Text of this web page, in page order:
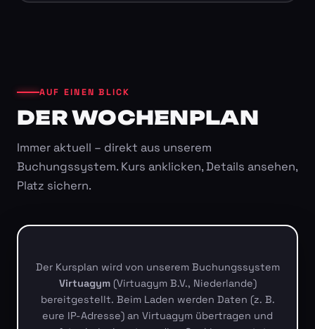
AUF EINEN BLICK
DER WOCHENPLAN
Immer aktuell – direkt aus unserem
Buchungssystem. Kurs anklicken, Details ansehen,
Platz sichern.
Der Kursplan wird von unserem Buchungssystem
Virtuagym(Virtuagym B.V., Niederlande)
bereitgestellt. Beim Laden werden Daten (z. B.
eure IP-Adresse) an Virtuagym übertragen und